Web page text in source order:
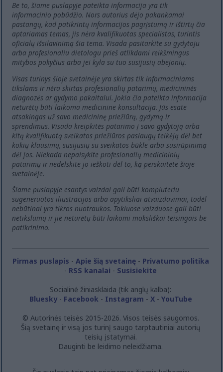
Be to, šiame puslapyje pateikta informacija yra tik
informacinio pobūdžio. Nors autorius dėjo pakankamai
pastangų, kad patikrintų informacijos pagrįstumą ir ištirtų čia
aptariamas temas, jis nėra kvalifikuotas specialistas, turintis
oficialų išsilavinimą šia tema. Visada pasitarkite su gydytoju
arba profesionaliu dietologu prieš atlikdami reikšmingus
mitybos pokyčius arba jei kyla su tuo susijusių abejonių.
Visas turinys šioje svetainėje yra skirtas tik informaciniams
tikslams ir nėra skirtas profesionalių patarimų, medicininės
diagnozės ar gydymo pakaitalui. Jokia čia pateikta informacija
neturėtų būti laikoma medicinine konsultacija. Jūs esate
atsakingas už savo medicininę priežiūrą, gydymą ir
sprendimus. Visada kreipkitės patarimo į savo gydytoją arba
kitą kvalifikuotą sveikatos priežiūros paslaugų teikėją dėl bet
kokių klausimų, susijusių su sveikatos būkle arba susirūpinimą
dėl jos. Niekada nepaisykite profesionalių medicininių
patarimų ir nedelskite jo ieškoti dėl to, ką perskaitėte šioje
svetainėje.
Šiame puslapyje esantys vaizdai gali būti kompiuteriu
sugeneruotos iliustracijos arba apytiksliai atvaizdavimai, todėl
nebūtinai yra tikros nuotraukos. Tokiuose vaizduose gali būti
netikslumų ir jie neturėtų būti laikomi moksliškai teisingais be
patikrinimo.
Pirmas puslapis - Apie šią svetainę- Privatumo politika
- RSS kanalai - Susisiekite
Socialinė žiniasklaida (tik anglų kalba):
Bluesky- Facebook - Instagram - X- YouTube
© Autorinės teisės 2015-2026. Visos teisės saugomos.
Šią svetainę ir visą jos turinį saugo tarptautiniai autorių
teisių įstatymai.
Dauginti be leidimo neleidžiama.